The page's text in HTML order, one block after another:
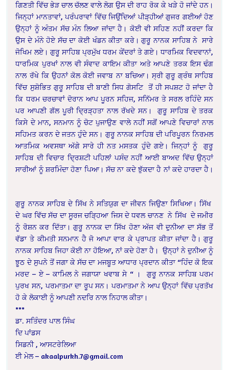
ਗਿਣਤੀ ਵਿੱਚ ਭੇੜ ਚਾਲ ਚੱਲਣ ਵਾਲੇ ਲੋਗ ਉਸ ਦੀ ਰਾਹ ਰੋਕ ਕੇ ਖੜੇ ਹੋ ਜਾਂਦੇ ਹਨ।
ਜਿਨ੍ਹਾਂ ਮਾਨਤਾਵਾਂ, ਪਰੰਪਰਾਵਾਂ ਵਿੱਚ ਜਿਉਂਦਿਆਂ ਪੀੜ੍ਹੀਆਂ ਗੁਜਰ ਗਈਆਂ ਹੋਣ
ਉਨ੍ਹਾਂ ਨੂੰ ਅੰਤਮ ਸੱਚ ਮੰਨ ਲਿਆ ਜਾਂਦਾ ਹੈ। ਕੋਈ ਵੀ ਸਹਿਣ ਨਹੀਂ ਕਰਦਾ ਕਿ
ਉਸ ਦੇ ਮੰਨੇ ਹੋਏ ਸੱਚ ਦਾ ਕੋਈ ਖੰਡਨ ਕੀਤਾ ਕਰੇ। ਗੁਰੂ ਨਾਨਕ ਸਾਹਿਬ ਨੇ ਸਾਰੇ
ਜੋਖਿਮ ਲਏ। ਗੁਰੂ ਸਾਹਿਬ ਪ੍ਰਮੁੱਖ ਧਰਮ ਕੇਂਦਰਾਂ ਤੇ ਗਏ। ਧਾਰਮਿਕ ਵਿਦਵਾਨਾਂ,
ਧਾਰਮਿਕ ਪੁਰਖਾਂ ਨਾਲ ਵੀ ਸੰਵਾਦ ਕਾਇਮ ਕੀਤਾ ਅਤੇ ਆਪਣੇ ਤਰਕ ਇਸ ਢੰਗ
ਨਾਲ ਰੱਖੇ ਕਿ ਉਹਨਾਂ ਕੋਲ ਕੋਈ ਜਵਾਬ ਨਾ ਬਚਿਆ। ਸ੍ਰੀ ਗੁਰੂ ਗ੍ਰੰਥ ਸਾਹਿਬ
ਵਿੱਚ ਸੁਸ਼ੋਭਿਤ ਗੁਰੂ ਸਾਹਿਬ ਦੀ ਬਾਣੀ ਸਿਧ ਗੋਸਟਿ ਤੋਂ ਹੀ ਸਪਸ਼ਟ ਹੋ ਜਾਂਦਾ ਹੈ
ਕਿ ਧਰਮ ਚਰਚਾਵਾਂ ਦੋਰਾਨ ਆਪ ਪੂਰਨ ਸਹਿਜ, ਸਨਿੱਮਰ ਤੇ ਸਰਲ ਰਹਿੰਦੇ ਸਨ
ਪਰ ਆਪਣੀ ਗੱਲ ਪੂਰੀ ਦ੍ਰਿੜ੍ਹਤਾ ਨਾਲ ਰੱਖਦੇ ਸਨ। ਗੁਰੂ ਸਾਹਿਬ ਦੇ ਤਰਕ
ਕਿਸੇ ਦੇ ਮਾਨ, ਸਨਮਾਨ ਨੂੰ ਚੋਟ ਪੁਜਾਉਣ ਵਾਲੇ ਨਹੀਂ ਸਗੋਂ ਆਪਣੇ ਵਿਚਾਰਾਂ ਨਾਲ
ਸਹਿਮਤ ਕਰਨ ਦੇ ਜਤਨ ਹੁੰਦੇ ਸਨ। ਗੁਰੂ ਨਾਨਕ ਸਾਹਿਬ ਦੀ ਪਰਿਪੂਰਨ ਨਿਰਮਲ
ਆਤਮਿਕ ਅਵਸਥਾ ਅੱਗੇ ਸਾਰੇ ਹੀ ਨਤ ਮਸਤਕ ਹੁੰਦੇ ਗਏ। ਜਿਨ੍ਹਾਂ ਨੂੰ ਗੁਰੂ
ਸਾਹਿਬ ਦੀ ਵਿਚਾਰ ਦ੍ਰਿਸ਼ਟੀ ਪਹਿਲਾਂ ਪਸੰਦ ਨਹੀਂ ਆਈ ਬਾਅਦ ਵਿੱਚ ਉਨ੍ਹਾਂ
ਸਾਰੀਆਂ ਨੂੰ ਸ਼ਰਮਿੰਦਾ ਹੋਣਾ ਪਿਆ। ਸੱਚ ਨਾ ਕਦੇ ਝੁੱਕਦਾ ਹੈ ਨਾਂ ਕਦੇ ਹਾਰਦਾ ਹੈ।
ਗੁਰੂ ਨਾਨਕ ਸਾਹਿਬ ਦੇ ਸਿੱਖ ਨੇ ਸਤਿਯੁਗ ਦਾ ਜੀਵਨ ਜਿਉਣਾ ਸਿਖਿਆ। ਸਿੱਖ
ਦੇ ਘਰ ਵਿੱਚ ਸੱਚ ਦਾ ਸੂਰਜ ਚੜ੍ਹਿਆ ਜਿਸ ਦੇ ਧਵਲ ਚਾਨਣ ਨੇ ਸਿੱਖ ਦੇ ਜਮੀਰ
ਨੂੰ ਰੋਸ਼ਨ ਕਰ ਦਿੱਤਾ। ਗੁਰੂ ਨਾਨਕ ਦਾ ਸਿੱਖ ਹੋਣਾ ਅੱਜ ਵੀ ਦੁਨੀਆ ਦਾ ਸੱਭ ਤੋਂ
ਵੱਡਾ ਤੇ ਕੀਮਤੀ ਸਨਮਾਨ ਹੈ ਜੋ ਆਪਾ ਵਾਰ ਕੇ ਪ੍ਰਾਪਤ ਕੀਤਾ ਜਾਂਦਾ ਹੈ। ਗੁਰੂ
ਨਾਨਕ ਸਾਹਿਬ ਜਿਹਾ ਕੋਈ ਨਾ ਹੋਇਆ, ਨਾਂ ਕਦੇ ਹੋਣਾ ਹੈ। ਉਨ੍ਹਾਂ ਨੇ ਦੁਨੀਆ ਨੂੰ
ਝੂਠ ਦੇ ਸੁਪਨੇ ਤੋਂ ਜਗਾ ਕੇ ਸੱਚ ਦਾ ਮਜਬੂਤ ਆਧਾਰ ਪ੍ਰਦਾਨ ਕੀਤਾ “ਹਿੰਦ ਕੋ ਇਕ
ਮਰਦ – ਏ – ਕਾਮਿਲ ਨੇ ਜਗਾਯਾ ਖਵਾਬ ਸੇ “ । ਗੁਰੂ ਨਾਨਕ ਸਾਹਿਬ ਪਰਮ
ਪੁਰਖ ਸਨ, ਪਰਮਾਤਮਾ ਦਾ ਰੂਪ ਸਨ। ਪਰਮਾਤਮਾ ਨੇ ਆਪ ਉਨ੍ਹਾਂ ਵਿੱਚ ਪ੍ਰਤੱਖ
ਹੋ ਕੇ ਲੋਕਾਈ ਨੂੰ ਆਪਣੀ ਨਦਰਿ ਨਾਲ ਨਿਹਾਲ ਕੀਤਾ।
***
ਡਾ. ਸਤਿੰਦਰ ਪਾਲ ਸਿੰਘ
ਦਿ ਪਾਂਡਸ
ਸਿਡਨੀ , ਆਸਟਰੇਲਿਆ
ਈ ਮੇਲ – akaalpurkh.7@gmail.com